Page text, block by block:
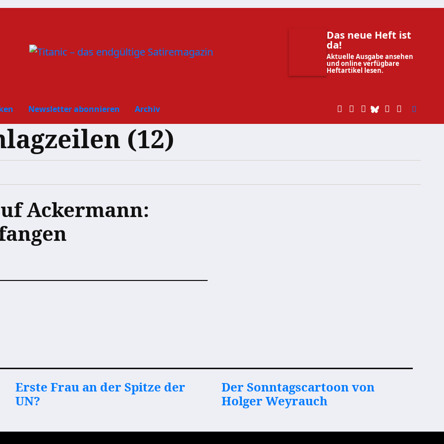
Das neue Heft ist
da!
Aktuelle Ausgabe ansehen
und online verfügbare
Heftartikel lesen.
Newsletter abonnieren Archiv
(12)
Ackermann:
Erste Frau an der Spitze der
UN?
Der Sonntagscartoon von
Holger Weyrauch